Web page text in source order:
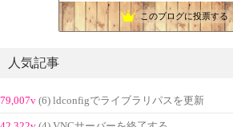
このブログに投票する
人気記事
79,007v (6) ldconfigでライブラリパスを更新